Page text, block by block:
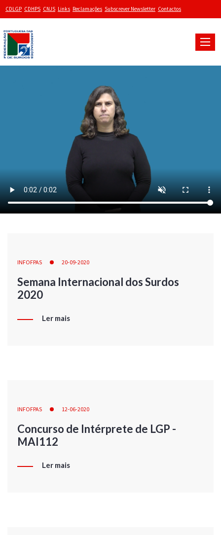
CDLGP CDHPS CNJS Links Reclamações Subscrever Newsletter Contactos
Toggle
INFOFPAS 20-09-2020
Semana Internacional dos Surdos
2020
Ler mais
INFOFPAS 12-06-2020
Concurso de Intérprete de LGP -
MAI112
Ler mais